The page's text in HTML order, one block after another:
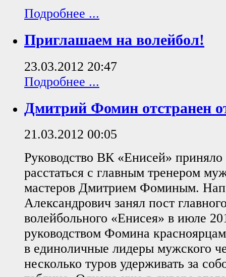
Подробнее ...
Приглашаем на волейбол!
23.03.2012 20:47
Подробнее ...
Дмитрий Фомин отстранен
21.03.2012 00:05
Руководство ВК «Енисей»
расстаться с главным тренером
мастеров Дмитрием Фоминым.
Александрович занял пост
волейбольного «Енисея» в июле
руководством Фомина
в единоличные лидеры мужского
несколько туров удерживать за